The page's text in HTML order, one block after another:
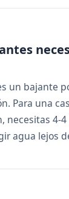
un bajante
Para una
necesitas 4-
agua lejos